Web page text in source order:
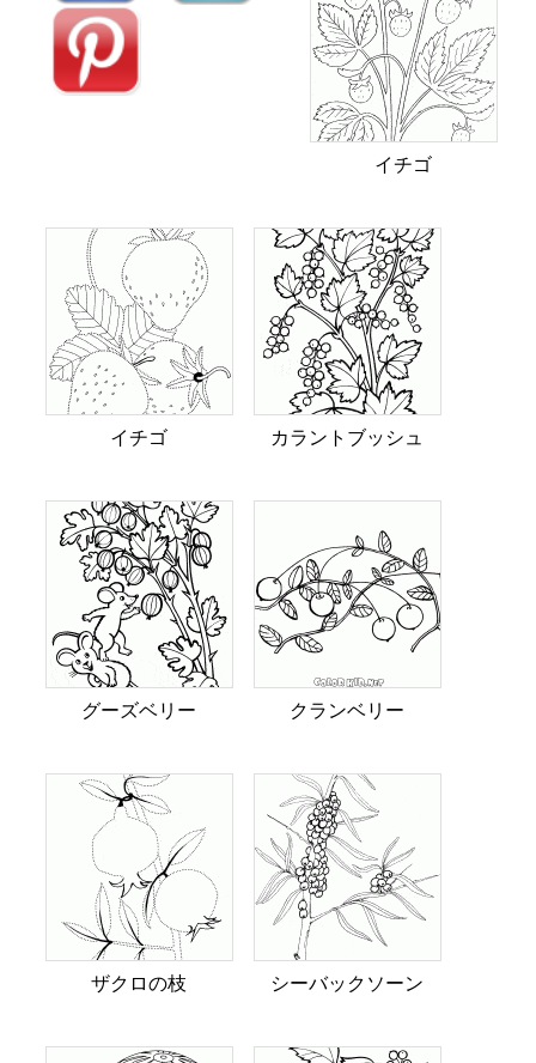
イチゴ
イチゴ カラントブッシュ
グーズベリー クランベリー
ザクロの枝 シーバックソーン